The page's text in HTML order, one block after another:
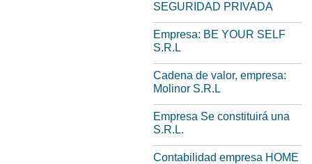
SEGURIDAD PRIVADA
Empresa: BE YOUR SELF
S.R.L
Cadena de valor, empresa:
Molinor S.R.L
Empresa Se constituirá una
S.R.L.
Contabilidad empresa HOME